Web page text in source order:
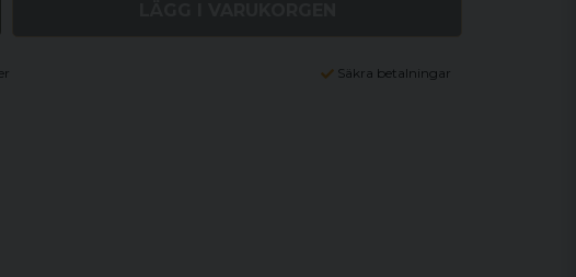
Säkra betalningar